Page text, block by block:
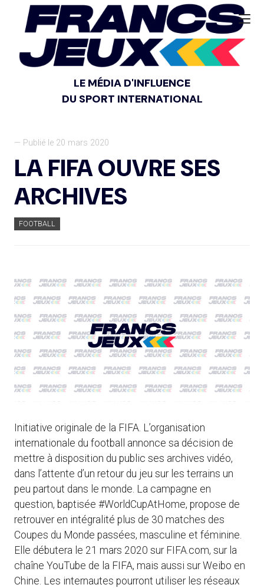
LE MÉDIA D'INFLUENCE
DU SPORT INTERNATIONAL
— Publié le 20 mars 2020
LA FIFA OUVRE SES
ARCHIVES
FOOTBALL
Initiative originale de la FIFA. L’organisation
internationale du football annonce sa décision de
mettre à disposition du public ses archives vidéo,
dans l’attente d’un retour du jeu sur les terrains un
peu partout dans le monde. La campagne en
question, baptisée #WorldCupAtHome, propose de
retrouver en intégralité plus de 30 matches des
Coupes du Monde passées, masculine et féminine.
Elle débutera le 21 mars 2020 sur FIFA.com, sur la
chaîne YouTube de la FIFA, mais aussi sur Weibo en
Chine. Les internautes pourront utiliser les réseaux